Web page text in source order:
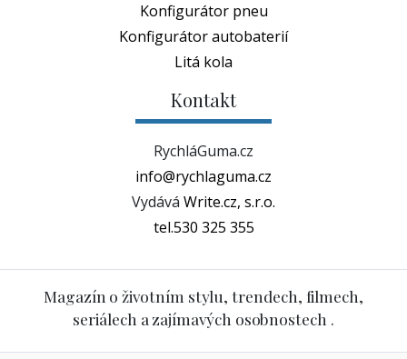
Konfigurátor pneu
Konfigurátor autobaterií
Litá kola
Kontakt
RychláGuma.cz
info@rychlaguma.cz
Vydává Write.cz, s.r.o.
tel.530 325 355
Magazín o životním stylu, trendech, filmech,
seriálech a zajímavých osobnostech .